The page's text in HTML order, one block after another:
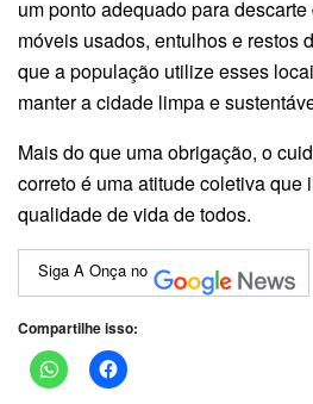
um ponto adequado para
móveis usados, entulhos e restos
que a população utilize esses
manter a cidade limpa e
Mais do que uma obrigação, o
correto é uma atitude coletiva que
qualidade de vida de todos.
Siga A Onça no
Compartilhe isso: